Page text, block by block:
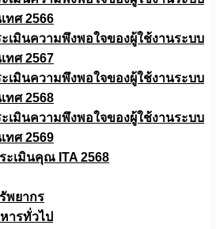
ทศ 2566
เมินความพึงพอใจของผู้ใช้งานระบบ
ทศ 2567
เมินความพึงพอใจของผู้ใช้งานระบบ
ทศ 2568
เมินความพึงพอใจของผู้ใช้งานระบบ
ทศ 2569
ะเมินคุณ ITA 2568
พยากร
ารทั่วไป